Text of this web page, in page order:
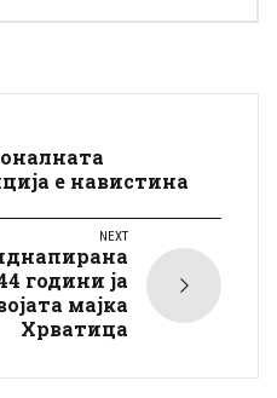
е навистина
NEXT
години ја
мајка
Хрватица